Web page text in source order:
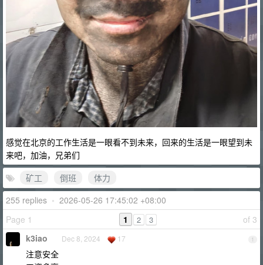
感觉在北京的工作生活是一眼看不到未来，回来的生活是一眼望到未
来吧，加油，兄弟们
矿工
倒班
体力
255 replies • 2026-05-26 17:45:02 +08:00
Page 1
of 3
1 2 3
1
k3iao Dec 8, 2024 17
注意安全